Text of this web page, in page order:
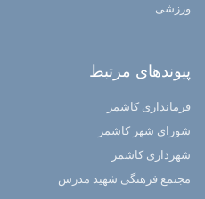
ورزشی
پیوندهای مرتبط
فرمانداری کاشمر
شورای شهر کاشمر
شهرداری کاشمر
مجتمع فرهنگی شهید مدرس